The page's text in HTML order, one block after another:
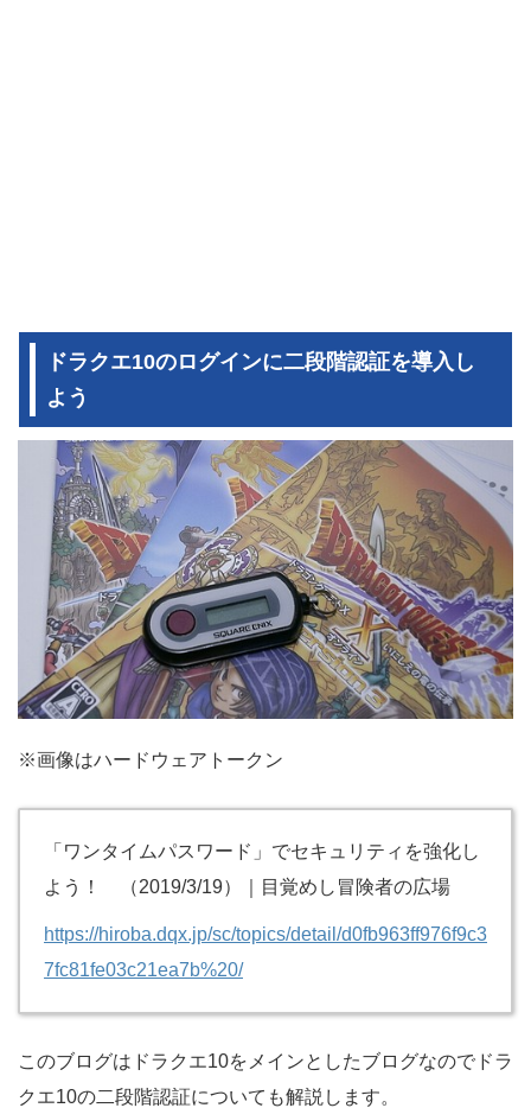
ドラクエ10のログインに二段階認証を導入し
よう
※画像はハードウェアトークン
「ワンタイムパスワード」でセキュリティを強化し
よう！ （2019/3/19）｜目覚めし冒険者の広場
https://hiroba.dqx.jp/sc/topics/detail/d0fb963ff976f9c3
7fc81fe03c21ea7b%20/
このブログはドラクエ10をメインとしたブログなのでドラ
クエ10の二段階認証についても解説します。